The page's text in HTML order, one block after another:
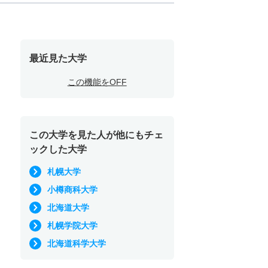
最近見た大学
この機能をOFF
この大学を見た人が他にもチェ
ックした大学
札幌大学
小樽商科大学
北海道大学
札幌学院大学
北海道科学大学